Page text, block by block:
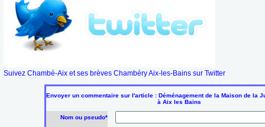
Suivez Chambé-Aix et ses brèves Chambéry Aix-les-Bains sur Twitter
Envoyer un commentaire sur l'article : Déménagement de la Maison de la
à Aix les Bains
Nom ou pseudo*